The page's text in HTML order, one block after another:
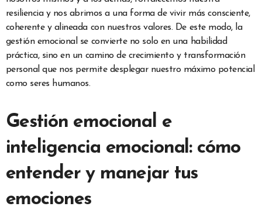
resiliencia y nos abrimos a una forma de vivir más consciente,
coherente y alineada con nuestros valores. De este modo, la
gestión emocional se convierte no solo en una habilidad
práctica, sino en un camino de crecimiento y transformación
personal que nos permite desplegar nuestro máximo potencial
como seres humanos.
Gestión emocional e
inteligencia emocional: cómo
entender y manejar tus
emociones